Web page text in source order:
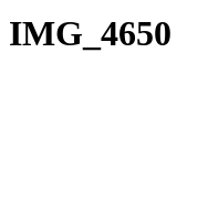
IMG_4650